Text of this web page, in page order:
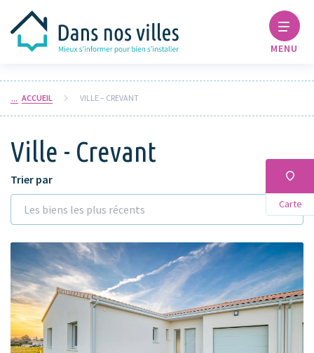
MENU
ACCUEIL VILLE – CREVANT
Ville - Crevant
Carte
Trier par
Les biens les plus récents